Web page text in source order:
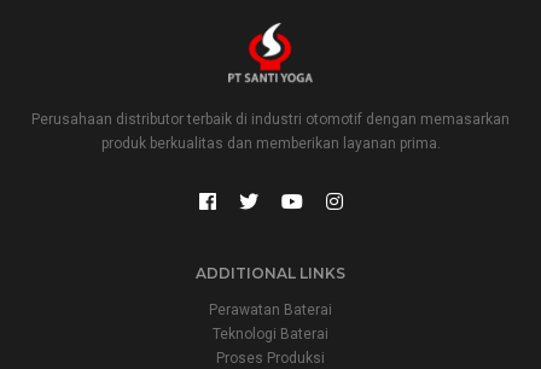
Perusahaan distributor terbaik di industri otomotif dengan memasarkan
produk berkualitas dan memberikan layanan prima.
ADDITIONAL LINKS
Perawatan Baterai
Teknologi Baterai
Proses Produksi